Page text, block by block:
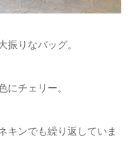
振りなバッグ。
にチェリー。
キンでも繰り返していま